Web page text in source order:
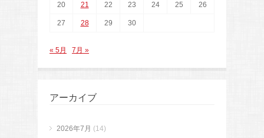
20 21 22 23 24 25 26
27 28 29 30
« 5月 7月 »
アーカイブ
2026年7月 (14)